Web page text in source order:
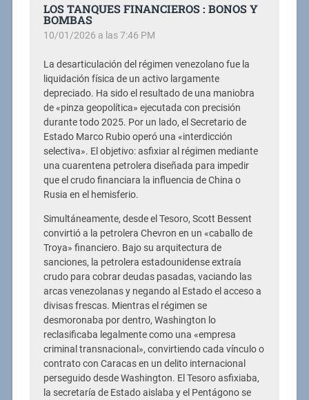
LOS TANQUES FINANCIEROS : BONOS Y
BOMBAS
10/01/2026 a las 7:46 PM
La desarticulación del régimen venezolano fue la
liquidación física de un activo largamente
depreciado. Ha sido el resultado de una maniobra
de «pinza geopolítica» ejecutada con precisión
durante todo 2025. Por un lado, el Secretario de
Estado Marco Rubio operó una «interdicción
selectiva». El objetivo: asfixiar al régimen mediante
una cuarentena petrolera diseñada para impedir
que el crudo financiara la influencia de China o
Rusia en el hemisferio.
Simultáneamente, desde el Tesoro, Scott Bessent
convirtió a la petrolera Chevron en un «caballo de
Troya» financiero. Bajo su arquitectura de
sanciones, la petrolera estadounidense extraía
crudo para cobrar deudas pasadas, vaciando las
arcas venezolanas y negando al Estado el acceso a
divisas frescas. Mientras el régimen se
desmoronaba por dentro, Washington lo
reclasificaba legalmente como una «empresa
criminal transnacional», convirtiendo cada vínculo o
contrato con Caracas en un delito internacional
perseguido desde Washington. El Tesoro asfixiaba,
la secretaría de Estado aislaba y el Pentágono se